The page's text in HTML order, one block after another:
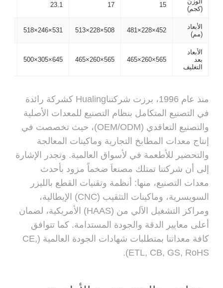
(كجم)
15
17
23.1
الأبعاد
(مم)
452×228×481
508×228×513
531×246×518
الأبعاد
بعد
التغليف
565×260×465
565×260×465
645×305×500
منذ عام 1996، برزت شركتناHualing كشركة رائدة
في التصنيع المتكامل بنظام التصنيع للمعدات الأصلية
والتصنيع التعاقدي (OEM/ODM)، حيث تخصصت في
إنتاج معدات المطابخ التجارية وماكينات المعالجة
والتحضير للأطعمة في لأسواق العالمية. وتجدر الإشارة
إلى أن شركتنا تمتلك مصنعاَ ضخماً مزود بأحدث
معدات التصنيع، منها: أنظمة وتقنيات القطع بالليزر
السويسرية، وماكينات التثقيب (CNC) الإيطالية،
ومراكز التشغيل الآلي من (HAAS) الأمريكية، لضمان
أعلى معايير الدقة والجودة المستدامة. كما تتوافق
كافة معداتنا بمتطلبات شهادات الجودة العالمية (CE,
ETL, CB, GS, RoHS).